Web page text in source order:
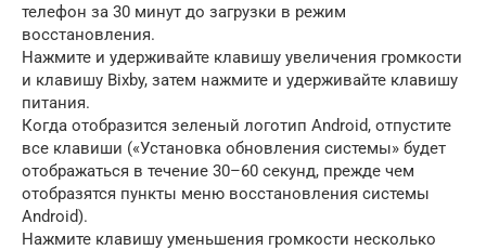
телефон за 30 минут до загрузки в режим
восстановления.
Нажмите и удерживайте клавишу увеличения громкости
и клавишу Bixby, затем нажмите и удерживайте клавишу
питания.
Когда отобразится зеленый логотип Android, отпустите
все клавиши («Установка обновления системы» будет
отображаться в течение 30–60 секунд, прежде чем
отобразятся пункты меню восстановления системы
Android).
Нажмите клавишу уменьшения громкости несколько